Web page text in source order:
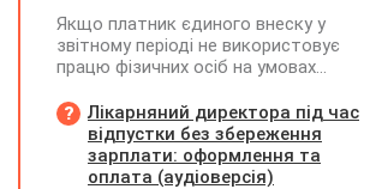
Якщо платник єдиного внеску у
звітному періоді не використовує
працю фізичних осіб на умовах
на інших умовах, передбачених
законодавством, Додаток Д1/
Додаток ФІЗ-Д1 за відповідний
період не подається
Лікарняний директора під час
відпустки без збереження
зарплати: оформлення та
оплата (аудіоверсія)